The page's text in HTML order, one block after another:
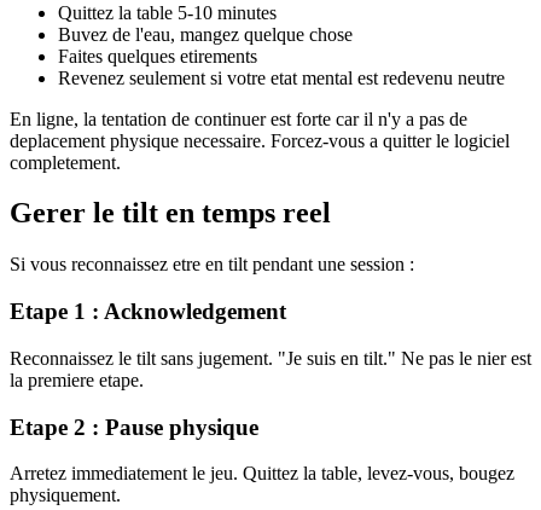
Quittez la table 5-10 minutes
Buvez de l'eau, mangez quelque chose
Faites quelques etirements
Revenez seulement si votre etat mental est redevenu neutre
En ligne, la tentation de continuer est forte car il n'y a pas de
deplacement physique necessaire. Forcez-vous a quitter le logiciel
completement.
Gerer le tilt en temps reel
Si vous reconnaissez etre en tilt pendant une session :
Etape 1 : Acknowledgement
Reconnaissez le tilt sans jugement. "Je suis en tilt." Ne pas le nier est
la premiere etape.
Etape 2 : Pause physique
Arretez immediatement le jeu. Quittez la table, levez-vous, bougez
physiquement.